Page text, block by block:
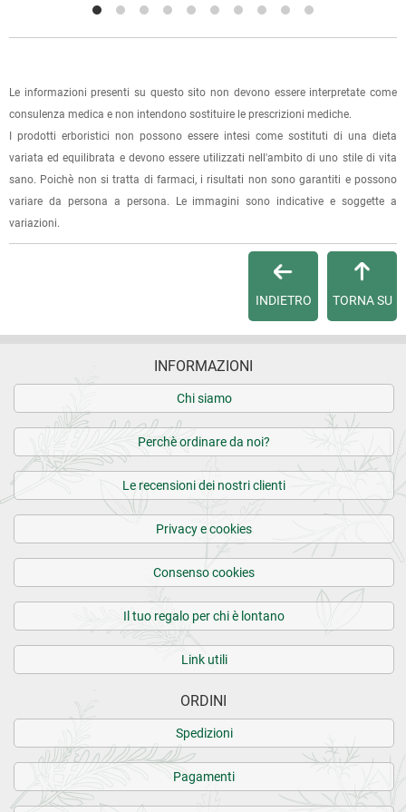
l'ordine sarà pronto per il ritiro.
oppure dalla fattura se richiesta al momento dell'ordine
(selezionando l'apposita casella del modulo d'ordine e
specificando l'indirizzo di fatturazione).
Dalla tua Area Clientepotrai verificare lo stato di lavorazione
dell'ordine e lo stato della spedizione.
Condizioni di vendita
Le informazioni presenti su questo sito non devono essere interpretate come
consulenza medica e non intendono sostituire le prescrizioni mediche.
I prodotti erboristici non possono essere intesi come sostituti di una dieta
variata ed equilibrata e devono essere utilizzati nell'ambito di uno stile di vita
sano. Poichè non si tratta di farmaci, i risultati non sono garantiti e possono
variare da persona a persona. Le immagini sono indicative e soggette a
variazioni.
TORNA SU
INDIETRO
INFORMAZIONI
Chi siamo
Perchè ordinare da noi?
Le recensioni dei nostri clienti
Privacy e cookies
Consenso cookies
Il tuo regalo per chi è lontano
Link utili
ORDINI
Spedizioni
Pagamenti